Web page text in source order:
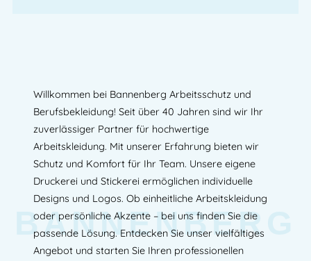
Willkommen bei Bannenberg Arbeitsschutz und
Berufsbekleidung! Seit über 40 Jahren sind wir Ihr
zuverlässiger Partner für hochwertige
Arbeitskleidung. Mit unserer Erfahrung bieten wir
Schutz und Komfort für Ihr Team. Unsere eigene
Druckerei und Stickerei ermöglichen individuelle
Designs und Logos. Ob einheitliche Arbeitskleidung
oder persönliche Akzente – bei uns finden Sie die
passende Lösung. Entdecken Sie unser vielfältiges
Angebot und starten Sie Ihren professionellen
BANNENBERG